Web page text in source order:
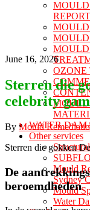
REPORT
OZONE
WATER
Other services
Mould
Sydney
Mould
Water
June 16, 2026
Sterren die
celebrity
Author
By Mould
Sterren die gokken
De
beroemdheden